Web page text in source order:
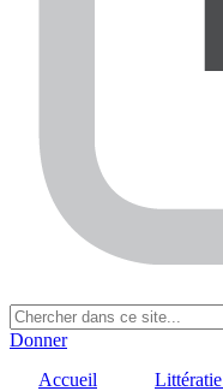
Donner
Accueil